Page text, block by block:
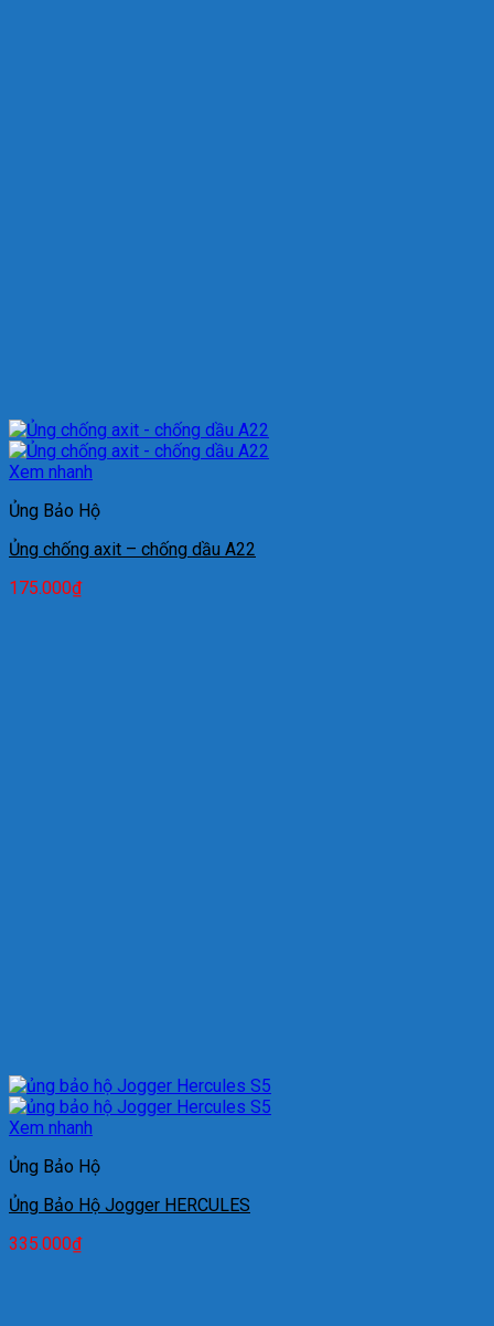
Xem nhanh
Ủng Bảo Hộ
Ủng chống axit – chống dầu A22
175.000₫
Xem nhanh
Ủng Bảo Hộ
Ủng Bảo Hộ Jogger HERCULES
335.000₫